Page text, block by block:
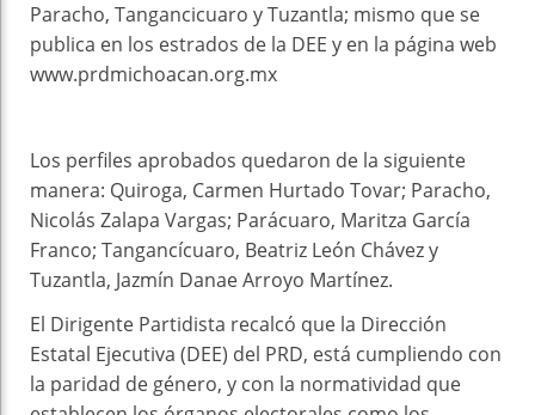
Paracho, Tangancicuaro y Tuzantla; mismo que se
publica en los estrados de la DEE y en la página web
www.prdmichoacan.org.mx
Los perfiles aprobados quedaron de la siguiente
manera: Quiroga, Carmen Hurtado Tovar; Paracho,
Nicolás Zalapa Vargas; Parácuaro, Maritza García
Franco; Tangancícuaro, Beatriz León Chávez y
Tuzantla, Jazmín Danae Arroyo Martínez.
El Dirigente Partidista recalcó que la Dirección
Estatal Ejecutiva (DEE) del PRD, está cumpliendo con
la paridad de género, y con la normatividad que